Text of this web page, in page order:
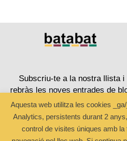
Subscriu-te a la nostra llista i
rebràs les noves entrades de
Aquesta web utilitza les cookies
Analytics, persistents durant 2
control de visites úniques amb la